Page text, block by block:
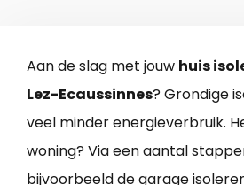
Aan de slag met jouw huis
Lez-Ecaussinnes? Grondige
veel minder energieverbruik.
woning? Via een aantal
bijvoorbeeld de garage